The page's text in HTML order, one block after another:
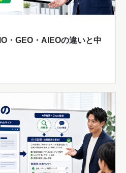
・GEO・AIEOの違いと中